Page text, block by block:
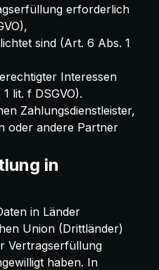
erforderlich
sind (Art. 6 Abs. 1
Interessen
lit. f DSGVO).
Zahlungsdienstleister,
oder andere Partner
in
in Länder
Union (Drittländer)
Vertragserfüllung
haben. In